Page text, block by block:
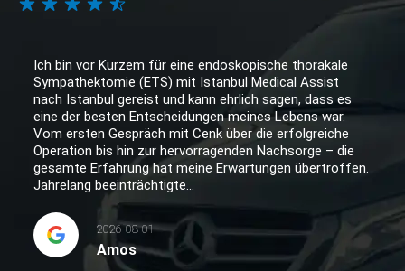
Ich bin vor Kurzem für eine endoskopische thorakale
Sympathektomie (ETS) mit Istanbul Medical Assist
nach Istanbul gereist und kann ehrlich sagen, dass es
eine der besten Entscheidungen meines Lebens war.
Vom ersten Gespräch mit Cenk über die erfolgreiche
Operation bis hin zur hervorragenden Nachsorge – die
gesamte Erfahrung hat meine Erwartungen übertroffen.
Jahrelang beeinträchtigte...
2026-08-01
Amos